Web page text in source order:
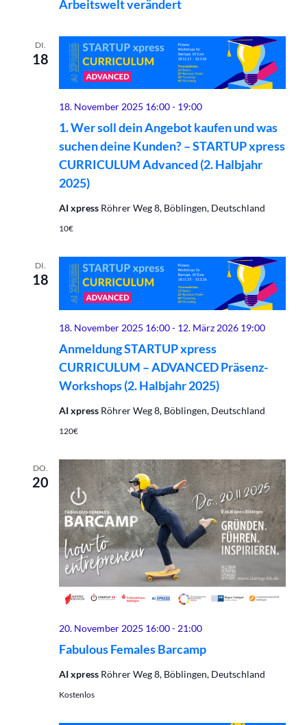
Arbeitswelt verändert
DI.
18
1. Wer soll dein Angebot kaufen und was
suchen deine Kunden? – STARTUP xpress
CURRICULUM Advanced (2. Halbjahr
2025)
18. November 2025 16:00- 19:00
AI xpress Röhrer Weg 8, Böblingen, Deutschland
10€
DI.
18
Anmeldung STARTUP xpress
CURRICULUM – ADVANCED Präsenz-
Workshops (2. Halbjahr 2025)
18. November 2025 16:00- 12. März 2026 19:00
AI xpress Röhrer Weg 8, Böblingen, Deutschland
120€
DO.
20
Fabulous Females Barcamp
20. November 2025 16:00- 21:00
AI xpress Röhrer Weg 8, Böblingen, Deutschland
Kostenlos